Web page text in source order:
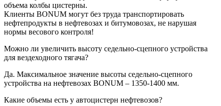
объема колбы цистерны.
Клиенты BONUM могут без труда транспортировать
нефтепродукты в нефтевозах и битумовозах, не нарушая
нормы весового контроля!
Можно ли увеличить высоту седельно-сцепного устройства
для вездеходного тягача?
Да. Максимальное значение высоты седельно-сцепного
устройства на нефтевозах BONUM – 1350-1400 мм.
Какие объемы есть у автоцистерн нефтевозов?